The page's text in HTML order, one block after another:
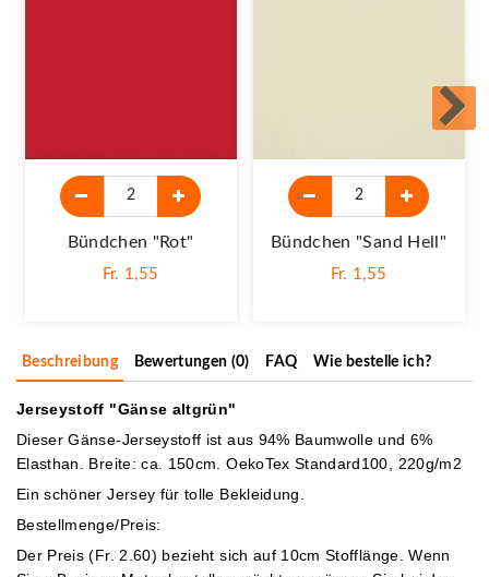
Bündchen "rot"
Fr. 1,55
Bündchen "sand Hell"
Fr. 1,55
Beschreibung Bewertungen (0) FAQ Wie bestelle ich?
Jerseystoff "Gänse altgrün"
Dieser Gänse-Jerseystoff ist aus 94% Baumwolle und 6%
Elasthan. Breite: ca. 150cm. OekoTex Standard100, 220g/m2
Ein schöner Jersey für tolle Bekleidung.
Bestellmenge/Preis:
Der Preis (Fr. 2.60) bezieht sich auf 10cm Stofflänge. Wenn